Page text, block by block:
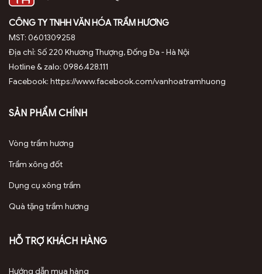
CÔNG TY TNHH VĂN HÓA TRẦM HƯƠNG
MST: 0601309258
Địa chỉ: Số 220 Khương Thượng, Đống Đa - Hà Nội
Hotline & zalo: 0986.428.111
Facebook: https://www.facebook.com/vanhoatramhuong
SẢN PHẨM CHÍNH
Vòng trầm hương
Trầm xông đốt
Dụng cụ xông trầm
Quà tặng trầm hương
HỖ TRỢ KHÁCH HÀNG
Hướng dẫn mua hàng